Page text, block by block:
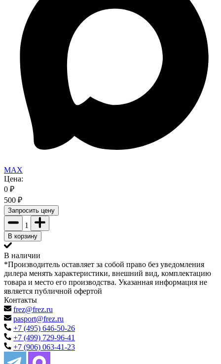
MAX
Цена:
0 ₽
500 ₽
Запросить цену
1
В корзину
В наличии
*Производитель оставляет за собой право без уведомления
дилера менять характеристики, внешний вид, комплектацию
товара и место его производства. Указанная информация не
является публичной офертой
Контакты
frez@frez.ru
pasport@frez.ru
+7 (495) 646-50-26
+7 (499) 729-96-41
+7 (906) 063-41-23